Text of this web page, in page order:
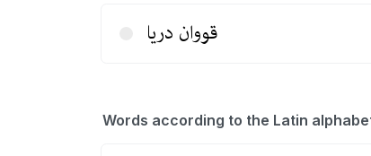
قووان دریا
Words according to the Latin